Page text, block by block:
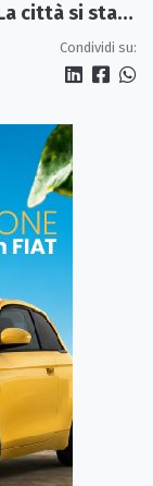
città si sta
Condividi su: